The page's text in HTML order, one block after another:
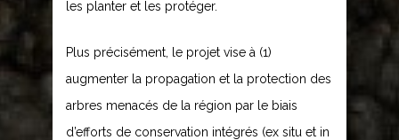
les planter et les protéger.
Plus précisément, le projet vise à (1)
augmenter la propagation et la protection des
arbres menacés de la région par le biais
d’efforts de conservation intégrés (ex situ et in